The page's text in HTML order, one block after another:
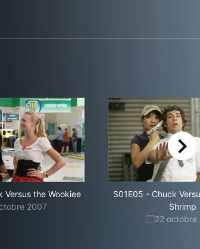
Versus the Wookiee
2007
S01E05 - Chuck
Shrimp
22 octobre
right